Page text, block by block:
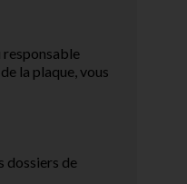
responsable
la plaque, vous
dossiers de